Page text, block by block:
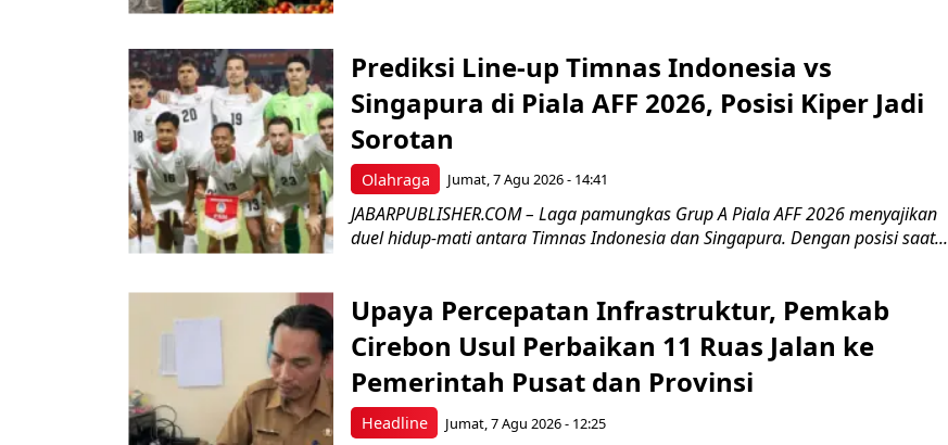
Olahraga
Prediksi Line-up Timnas Indonesia vs
Singapura di Piala AFF 2026, Posisi Kiper Jadi
Sorotan
Jumat, 7 Agu 2026 - 14:41
JABARPUBLISHER.COM – Laga pamungkas Grup A Piala AFF 2026 menyajikan
duel hidup-mati antara Timnas Indonesia dan Singapura. Dengan posisi saat...
Headline
Upaya Percepatan Infrastruktur, Pemkab
Cirebon Usul Perbaikan 11 Ruas Jalan ke
Pemerintah Pusat dan Provinsi
Jumat, 7 Agu 2026 - 12:25